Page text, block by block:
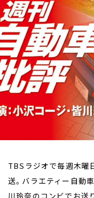
イベント・グッ
YouTube
会社情報
TBSラジオで毎週木曜
送。バラエティー自動
川玲奈のコンビでお送